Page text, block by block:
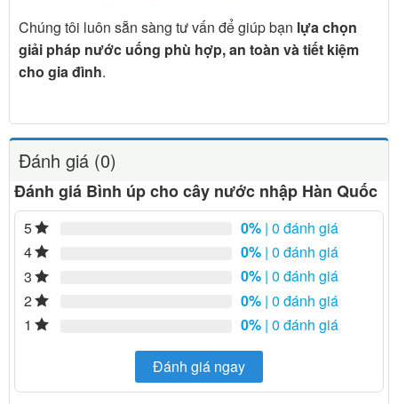
Chúng tôi luôn sẵn sàng tư vấn để giúp bạn lựa chọn
giải pháp nước uống phù hợp, an toàn và tiết kiệm
cho gia đình.
Đánh giá (0)
Đánh giá Bình úp cho cây nước nhập Hàn Quốc
5 0% | 0 đánh giá
4
0% | 0 đánh giá
3
0% | 0 đánh giá
2
0% | 0 đánh giá
1
0% | 0 đánh giá
Đánh giá ngay